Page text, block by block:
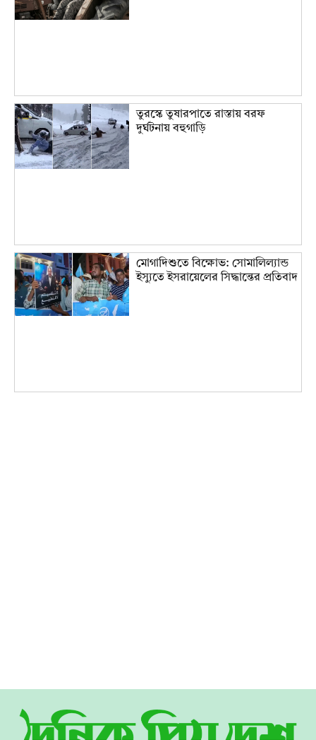
তুরস্কে তুষারপাতে রাস্তায় বরফ
দুর্ঘটনায় বহুগাড়ি
মোগাদিশুতে বিক্ষোভ: সোমালিল্যান্ড
ইস্যুতে ইসরায়েলের সিদ্ধান্তের প্রতিবাদ